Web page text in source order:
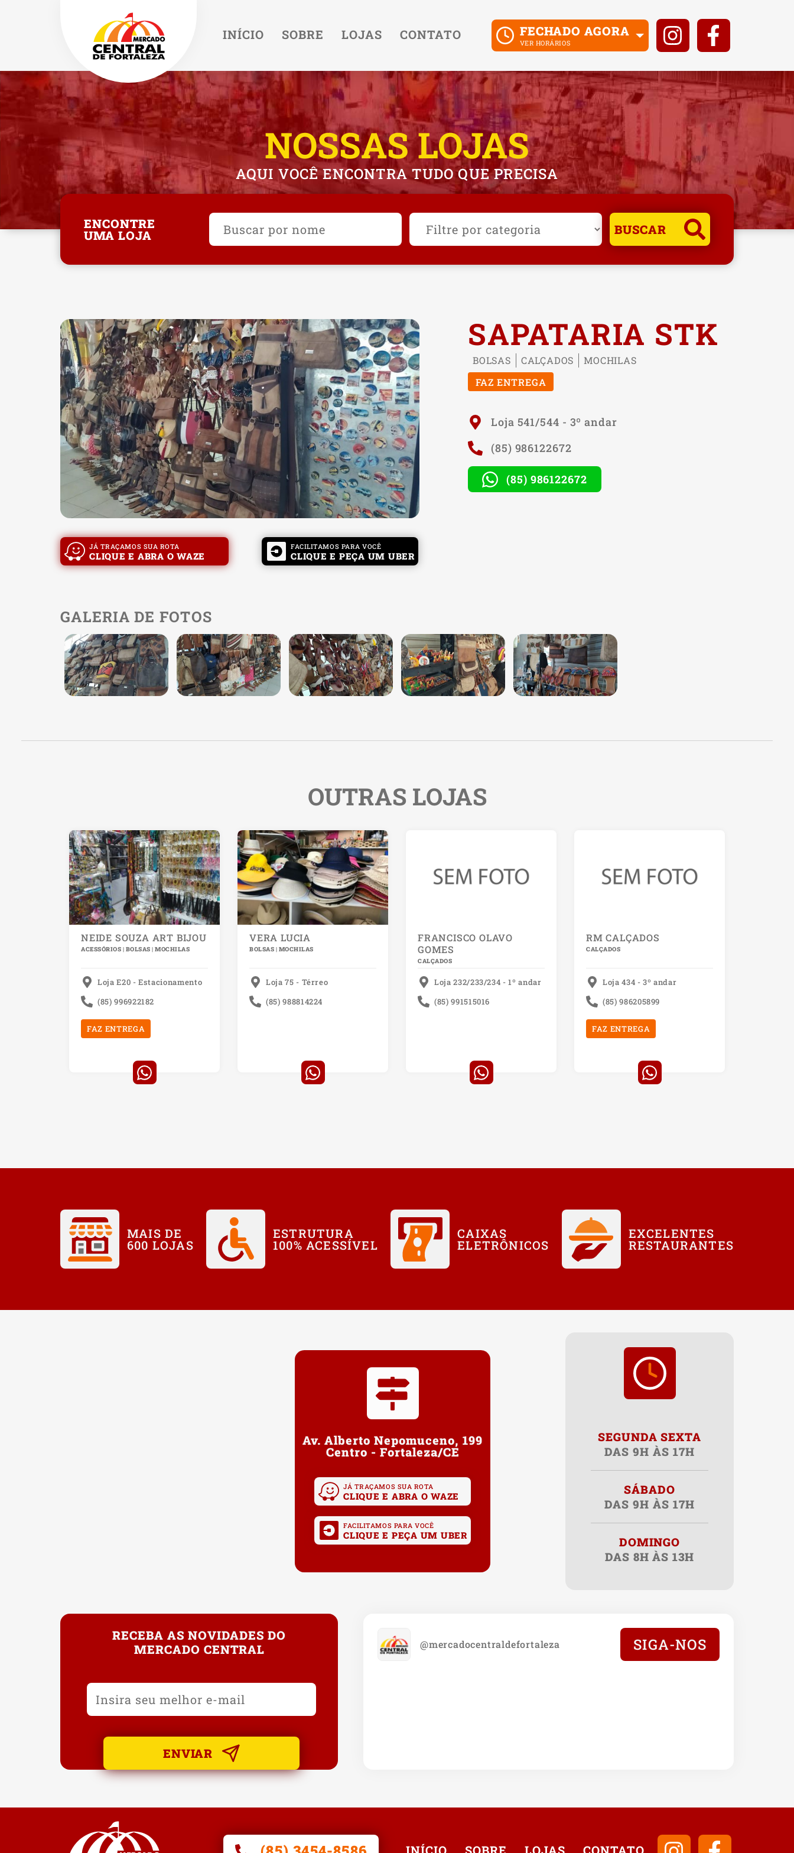
INÍCIO SOBRE LOJAS CONTATO FECHADO AGORA
VER HORÁRIOS
NOSSAS LOJAS
AQUI VOCÊ ENCONTRA TUDO QUE PRECISA
ENCONTRE
UMA LOJA BUSCAR
SAPATARIA STK
BOLSAS CALÇADOS
MOCHILAS
FAZ ENTREGA
Loja 541/544 - 3º andar
(85) 986122672
(85) 986122672
JÁ TRAÇAMOS SUA ROTA
CLIQUE E ABRA O WAZE
FACILITAMOS PARA VOCÊ
CLIQUE E PEÇA UM UBER
GALERIA DE FOTOS
OUTRAS LOJAS
NEIDE SOUZA ART BIJOU
ACESSÓRIOS | BOLSAS | MOCHILAS
Loja E20 - Estacionamento
(85) 996922182
FAZ ENTREGA
VERA LUCIA
BOLSAS | MOCHILAS
Loja 75 - Térreo
(85) 988814224
FRANCISCO OLAVO
GOMES
CALÇADOS
Loja 232/233/234 - 1º andar
(85) 991515016
RM CALÇADOS
CALÇADOS
Loja 434 - 3º andar
(85) 986205899
FAZ ENTREGA
MAIS DE
600 LOJAS
ESTRUTURA
100% ACESSÍVEL
CAIXAS
ELETRÔNICOS
EXCELENTES
RESTAURANTES
Av. Alberto Nepomuceno, 199
Centro - Fortaleza/CE
JÁ TRAÇAMOS SUA ROTA
CLIQUE E ABRA O WAZE
FACILITAMOS PARA VOCÊ
CLIQUE E PEÇA UM UBER
SEGUNDA SEXTA
DAS 9H ÀS 17H
SÁBADO
DAS 9H ÀS 17H
DOMINGO
DAS 8H ÀS 13H
RECEBA AS NOVIDADES DO
MERCADO CENTRAL
ENVIAR
@mercadocentraldefortaleza SIGA-NOS
INÍCIO SOBRE LOJAS CONTATO